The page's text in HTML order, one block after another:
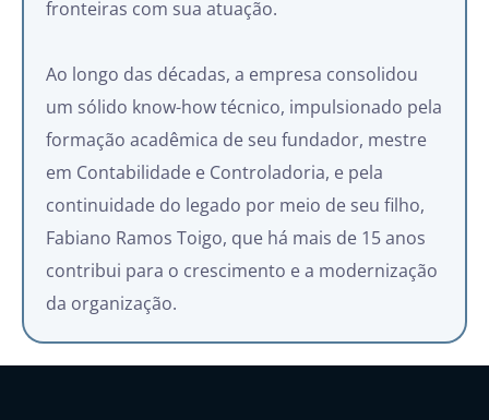
fronteiras com sua atuação.
Ao longo das décadas, a empresa consolidou
um sólido know-how técnico, impulsionado pela
formação acadêmica de seu fundador, mestre
em Contabilidade e Controladoria, e pela
continuidade do legado por meio de seu filho,
Fabiano Ramos Toigo, que há mais de 15 anos
contribui para o crescimento e a modernização
da organização.